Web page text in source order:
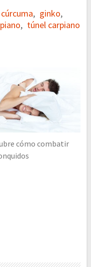
cúrcuma, ginko,
, túnel carpiano
cómo combatir